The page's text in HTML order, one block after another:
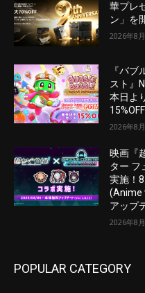
華プレ
ン」を
2026年8
『バ
スト』
本日よ
2026年8
映画『
ター フ
実施！
(Anime
アップ
2026年8
POPULAR CATEGORY